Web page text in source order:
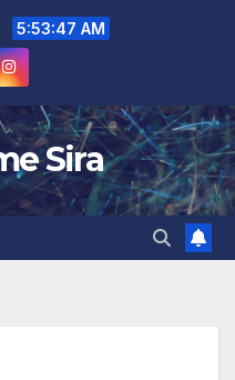
5:53:47 AM
Sira